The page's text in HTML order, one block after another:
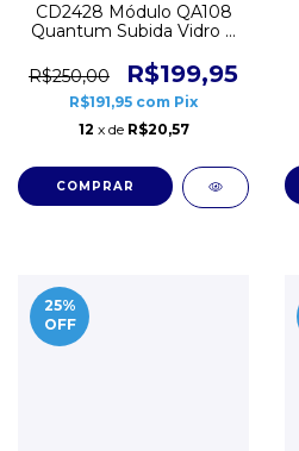
CD2428 Módulo QA108
Quantum Subida Vidro 4
R$250,00
R$199,95
R$191,95 com Pix
12 x de R$20,57
25%
OFF